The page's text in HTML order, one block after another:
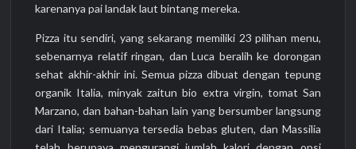
karenanya pai landak laut bintang mereka.
Pizza itu sendiri, yang sekarang memiliki 23 pilihan menu,
sebenarnya relatif ringan, dan Luca beralih ke dorongan
sehat akhir-akhir ini. Semua pizza dibuat dengan tepung
organik Italia, minyak zaitun bio extra virgin, tomat San
Marzano, dan bahan-bahan lain yang bersumber langsung
dari Italia; semuanya tersedia bebas gluten, dan Massilia